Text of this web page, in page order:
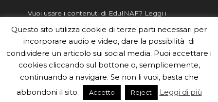
Vuoi usare i contenuti di EduINAF? Leggi i
Informativa sulla Privacy
Informatva sui Cookie
Per la rubrica de l'Astronomo risponde, per
inviarci le tue foto o i tuoi contributi, scrivici a
redazione.edu [chiocciola] inaf.it oppure
il form
Questo sito utilizza cookie di terze parti necessari per
incorporare audio e video, dare la possibilità di
condividere un articolo sui social media. Puoi accettare i
cookies cliccando sul bottone o, semplicemente,
continuando a navigare. Se non li vuoi, basta che
abbondoni il sito.
Accetto Reject Leggi di più